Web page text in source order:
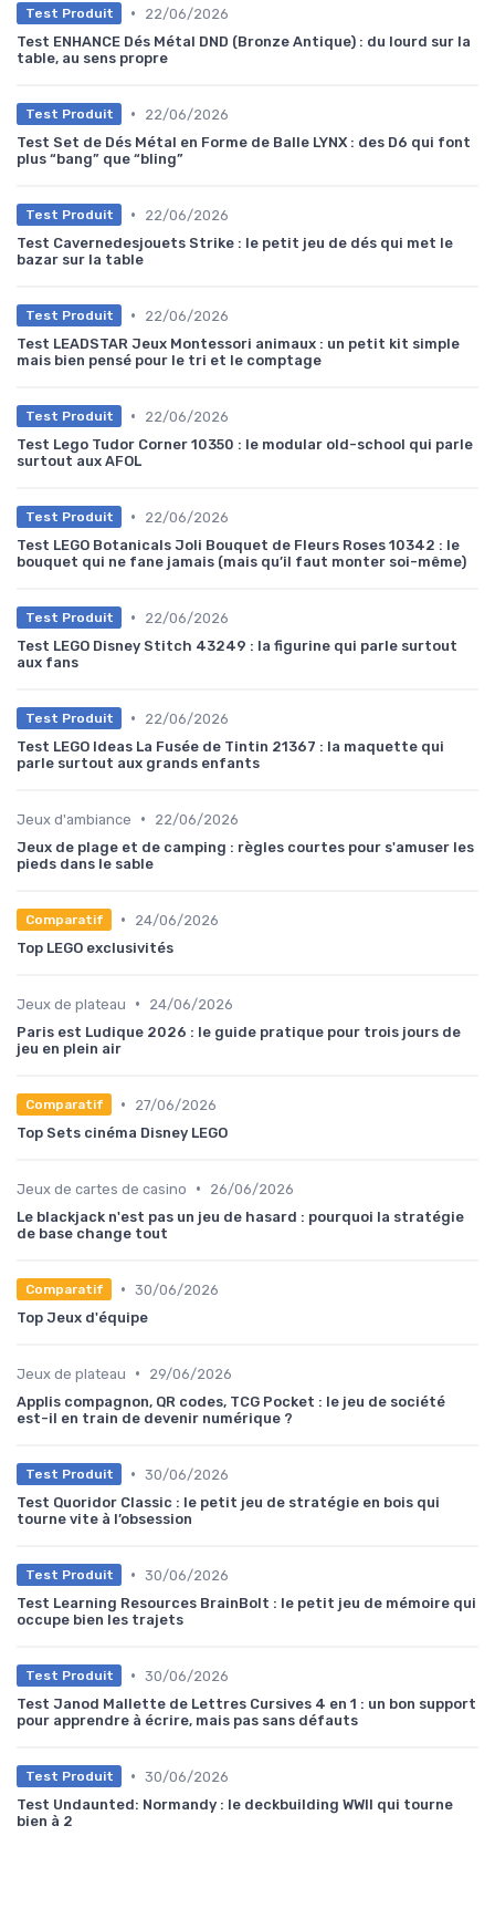
Test Produit •
22/06/2026
Test ENHANCE Dés Métal DND (Bronze Antique) : du lourd sur la
table, au sens propre
Test Produit •
22/06/2026
Test Set de Dés Métal en Forme de Balle LYNX : des D6 qui font
plus “bang” que “bling”
Test Produit •
22/06/2026
Test Cavernedesjouets Strike : le petit jeu de dés qui met le
bazar sur la table
Test Produit •
22/06/2026
Test LEADSTAR Jeux Montessori animaux : un petit kit simple
mais bien pensé pour le tri et le comptage
Test Produit •
22/06/2026
Test Lego Tudor Corner 10350 : le modular old-school qui parle
surtout aux AFOL
Test Produit •
22/06/2026
Test LEGO Botanicals Joli Bouquet de Fleurs Roses 10342 : le
bouquet qui ne fane jamais (mais qu’il faut monter soi-même)
Test Produit •
22/06/2026
Test LEGO Disney Stitch 43249 : la figurine qui parle surtout
aux fans
Test Produit •
22/06/2026
Test LEGO Ideas La Fusée de Tintin 21367 : la maquette qui
parle surtout aux grands enfants
Jeux d'ambiance •
22/06/2026
Jeux de plage et de camping : règles courtes pour s'amuser les
pieds dans le sable
Comparatif •
24/06/2026
Top LEGO exclusivités
Jeux de plateau •
24/06/2026
Paris est Ludique 2026 : le guide pratique pour trois jours de
jeu en plein air
Comparatif •
27/06/2026
Top Sets cinéma Disney LEGO
Jeux de cartes de casino •
26/06/2026
Le blackjack n'est pas un jeu de hasard : pourquoi la stratégie
de base change tout
Comparatif • 30/06/2026
Top Jeux d'équipe
Jeux de plateau •
29/06/2026
Applis compagnon, QR codes, TCG Pocket : le jeu de société
est-il en train de devenir numérique ?
Test Produit • 30/06/2026
Test Quoridor Classic : le petit jeu de stratégie en bois qui
tourne vite à l’obsession
Test Produit • 30/06/2026
Test Learning Resources BrainBolt : le petit jeu de mémoire qui
occupe bien les trajets
Test Produit • 30/06/2026
Test Janod Mallette de Lettres Cursives 4 en 1 : un bon support
pour apprendre à écrire, mais pas sans défauts
Test Produit • 30/06/2026
Test Undaunted: Normandy : le deckbuilding WWII qui tourne
bien à 2